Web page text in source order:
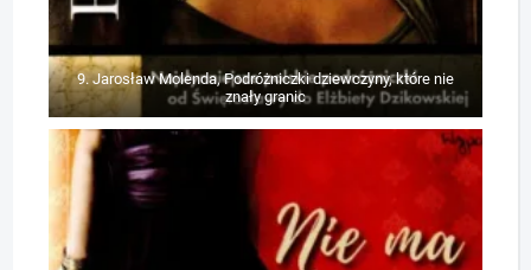
9. Jarosław Molenda, Podróżniczki dziewczyny, które nie
znały granic